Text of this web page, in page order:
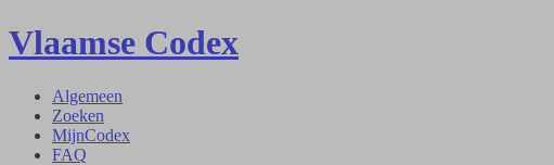
Vlaamse Codex
Algemeen
Zoeken
MijnCodex
FAQ